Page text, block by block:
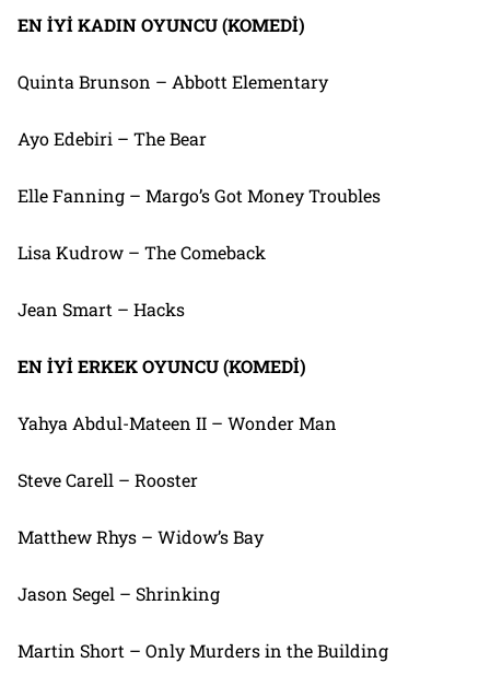
EN İYİ KADIN OYUNCU (KOMEDİ)
Quinta Brunson – Abbott Elementary
Ayo Edebiri – The Bear
Elle Fanning – Margo’s Got Money Troubles
Lisa Kudrow – The Comeback
Jean Smart – Hacks
EN İYİ ERKEK OYUNCU (KOMEDİ)
Yahya Abdul-Mateen II – Wonder Man
Steve Carell – Rooster
Matthew Rhys – Widow’s Bay
Jason Segel – Shrinking
Martin Short – Only Murders in the Building